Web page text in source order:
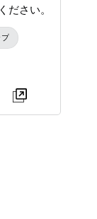
さい。
プ